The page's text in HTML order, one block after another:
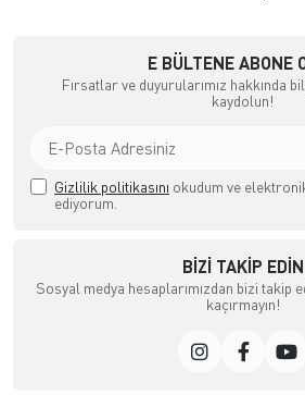
E BÜLTENE ABONE
Fırsatlar ve duyurularımız hakkında
kaydolun!
Gizlilik politikasını okudum ve
ediyorum.
BIZI TAKIP EDIN
Sosyal medya hesaplarımızdan bizi takip
kaçırmayın!